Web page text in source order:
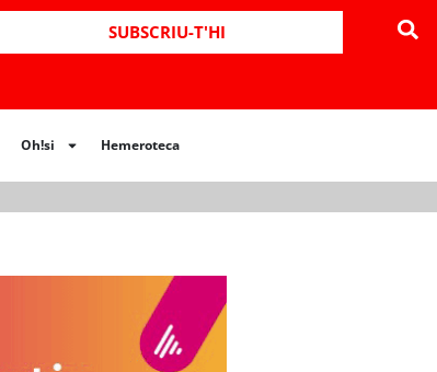
SUBSCRIU-T'HI
Oh!si Hemeroteca
Hemeroteca